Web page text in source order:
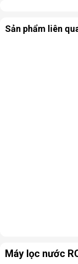
Sản phẩm liên
Máy lọc nước